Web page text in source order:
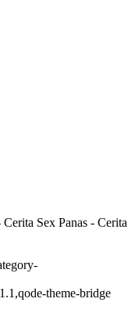
Sex Panas - Cerita
theme-bridge